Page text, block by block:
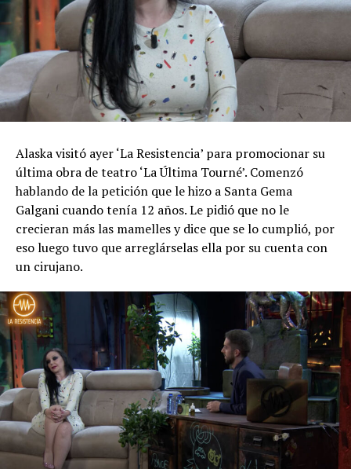
Alaska visitó ayer ‘La Resistencia’ para promocionar su
última obra de teatro ‘La Última Tourné’. Comenzó
hablando de la petición que le hizo a Santa Gema
Galgani cuando tenía 12 años. Le pidió que no le
crecieran más las mamelles y dice que se lo cumplió, por
eso luego tuvo que arreglárselas ella por su cuenta con
un cirujano.